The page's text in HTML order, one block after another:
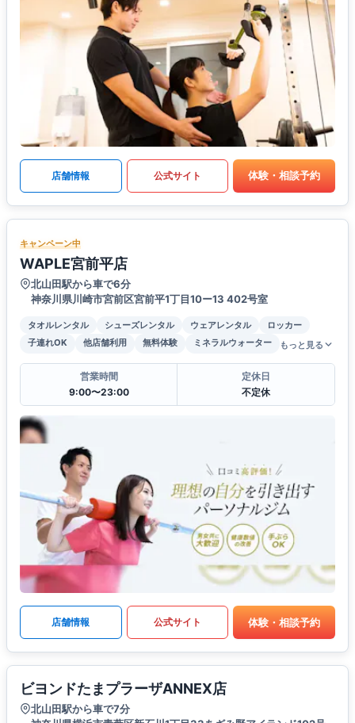
店舗情報 公式サイト 体験・相談予約
キャンペーン中
WAPLE宮前平店
北山田駅から車で6分
神奈川県川崎市宮前区宮前平1丁目10ー13 402号室
タオルレンタル シューズレンタル ウェアレンタル
ロッカー
子連れOK
他店舗利用 無料体験 ミネラルウォーター もっと見る
営業時間
9:00〜23:00
定休日
不定休
店舗情報 公式サイト 体験・相談予約
ビヨンドたまプラーザANNEX店
北山田駅から車で7分